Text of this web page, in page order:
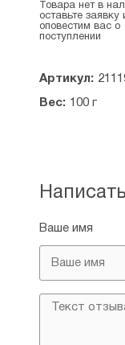
См.также
погребальное
Товара нет в
оставьте заявку
оповестим вас о
поступлении
Артикул:
Вес: 100 г
Ваше имя